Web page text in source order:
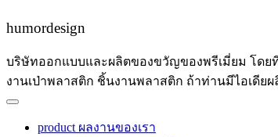
humordesign
บริษัทออกแบบและผลิตของขวัญของพรีเมี่ยม โด
งานเป่าพลาสติก ชิ้นงานพลาสติก ถ้าท่านมีไอเดียผ
product ผลงานของเรา